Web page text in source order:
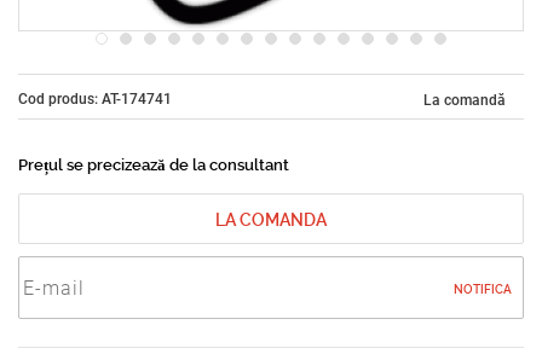
Cod produs: AT-174741 La comandă
Prețul se precizează de la consultant
LA COMANDA
NOTIFICA